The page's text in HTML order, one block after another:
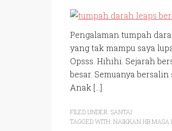
Pengalaman tumpah
yang tak mampu saya
Opsss. Hihihi. Sejarah
besar. Semuanya
Anak […]
FILED UNDER: SANTAI
TAGGED WITH: NAIKKAN HB MASA